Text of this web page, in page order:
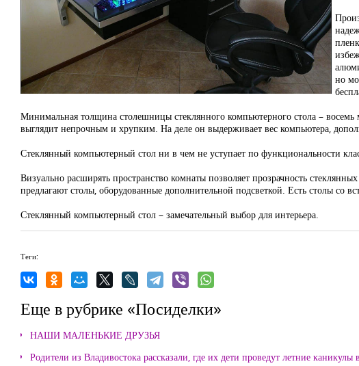
но
Минимальная толщина столешницы стеклянного компьютерного стола –
выглядит непрочным и хрупким. На деле он выдерживает вес компьютера,
Стеклянный компьютерный стол ни в чем не уступает по функциональности
Визуально расширять пространство комнаты позволяет прозрачность
предлагают столы, оборудованные дополнительной подсветкой. Есть столы со
Стеклянный компьютерный стол – замечательный выбор для интерьера.
Теги:
Еще в рубрике «Посиделки»
НАШИ МАЛЕНЬКИЕ ДРУЗЬЯ
Родители из Владивостока рассказали, где их дети проведут летние каникулы